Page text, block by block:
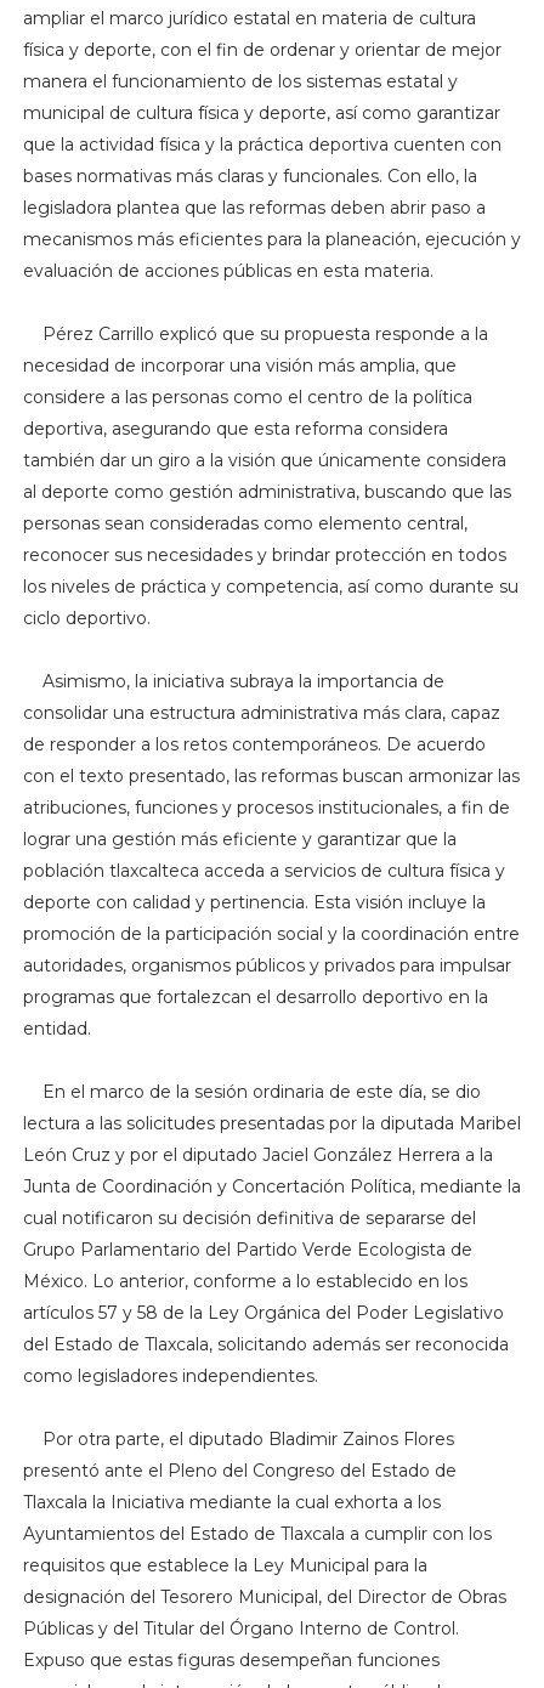
ampliar el marco jurídico estatal en materia de cultura
física y deporte, con el fin de ordenar y orientar de mejor
manera el funcionamiento de los sistemas estatal y
municipal de cultura física y deporte, así como garantizar
que la actividad física y la práctica deportiva cuenten con
bases normativas más claras y funcionales. Con ello, la
legisladora plantea que las reformas deben abrir paso a
mecanismos más eficientes para la planeación, ejecución y
evaluación de acciones públicas en esta materia.
Pérez Carrillo explicó que su propuesta responde a la
necesidad de incorporar una visión más amplia, que
considere a las personas como el centro de la política
deportiva, asegurando que esta reforma considera
también dar un giro a la visión que únicamente considera
al deporte como gestión administrativa, buscando que las
personas sean consideradas como elemento central,
reconocer sus necesidades y brindar protección en todos
los niveles de práctica y competencia, así como durante su
ciclo deportivo.
Asimismo, la iniciativa subraya la importancia de
consolidar una estructura administrativa más clara, capaz
de responder a los retos contemporáneos. De acuerdo
con el texto presentado, las reformas buscan armonizar las
atribuciones, funciones y procesos institucionales, a fin de
lograr una gestión más eficiente y garantizar que la
población tlaxcalteca acceda a servicios de cultura física y
deporte con calidad y pertinencia. Esta visión incluye la
promoción de la participación social y la coordinación entre
autoridades, organismos públicos y privados para impulsar
programas que fortalezcan el desarrollo deportivo en la
entidad.
En el marco de la sesión ordinaria de este día, se dio
lectura a las solicitudes presentadas por la diputada Maribel
León Cruz y por el diputado Jaciel González Herrera a la
Junta de Coordinación y Concertación Política, mediante la
cual notificaron su decisión definitiva de separarse del
Grupo Parlamentario del Partido Verde Ecologista de
México. Lo anterior, conforme a lo establecido en los
artículos 57 y 58 de la Ley Orgánica del Poder Legislativo
del Estado de Tlaxcala, solicitando además ser reconocida
como legisladores independientes.
Por otra parte, e l diputado Bladimir Zainos Flores
presentó ante el Pleno del Congreso del Estado de
Tlaxcala la Iniciativa mediante la cual exhorta a los
Ayuntamientos del Estado de Tlaxcala a cumplir con los
requisitos que establece la Ley Municipal para la
designación del Tesorero Municipal, del Director de Obras
Públicas y del Titular del Órgano Interno de Control.
Expuso que estas figuras desempeñan funciones